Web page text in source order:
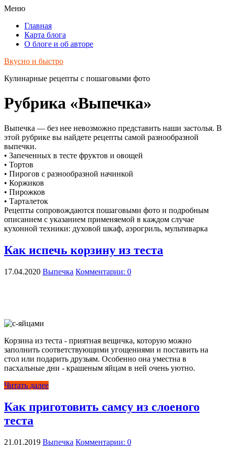
Меню
Главная
Карта блога
О блоге и об авторе
Вкусно и быстро
Кулинарные рецепты с пошаговыми фото
Рубрика «Выпечка»
Выпечка — без нее невозможно представить наши застолья. В
этой рубрике вы найдете рецепты самой разнообразной
выпечки.
• Запеченных в тесте фруктов и овощей
• Тортов
• Пирогов с разнообразной начинкой
• Коржиков
• Пирожков
• Тарталеток
Рецепты сопровождаются пошаговыми фото и подробным
описанием с указанием применяемой в каждом случае
кухонной техники: духовой шкаф, аэрогриль, мультиварка
Как испечь корзину из теста
17.04.2020 Выпечка Комментарии: 0
Корзина из теста - приятная вещичка, которую можно
заполнить соответствующими угощениями и поставить на
стол или подарить друзьям. Особенно она уместна в
пасхальные дни - крашеным яйцам в ней очень уютно.
Читать далее
Как приготовить самсу из слоеного
теста
21.01.2019 Выпечка Комментарии: 0